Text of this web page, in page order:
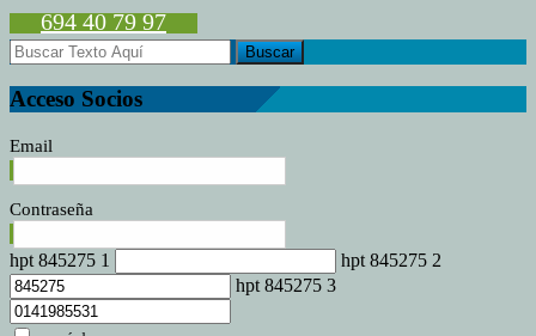
694 40 79 97
Acceso Socios
Email
Contraseña
hpt 845275 1
hpt 845275 2
hpt 845275 3